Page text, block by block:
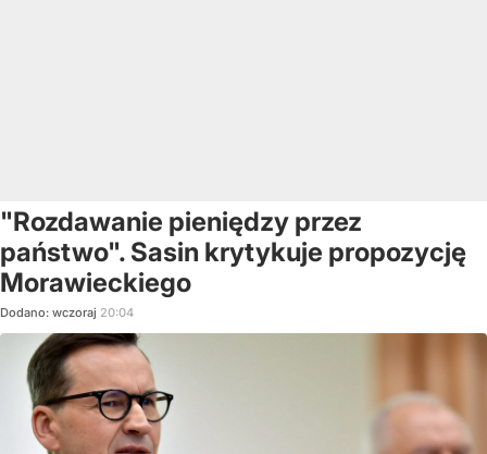
"Rozdawanie pieniędzy przez
państwo". Sasin krytykuje propozycję
Morawieckiego
Dodano: wczoraj 20:04